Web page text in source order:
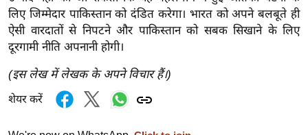
प
र्य
ट
स्थ
ल
लिए जिम्मेदार पाकिस्तान को दंडित करेगा। भारत को अपने बलबूते ही
ऐसी वारदातों से निपटने और पाकिस्तान को सबक सिखाने के लिए
दूरगामी नीति अपनानी होगी।
(इस लेख में लेखक के अपने विचार हैं।)
शेयर करें